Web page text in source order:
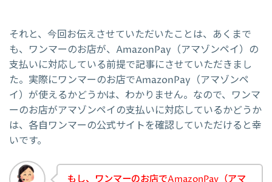
それと、今回お伝えさせていただいたことは、あくまで
も、ワンマーのお店が、AmazonPay（アマゾンペイ）の
支払いに対応している前提で記事にさせていただきまし
た。実際にワンマーのお店でAmazonPay（アマゾンペ
イ）が使えるかどうかは、わかりません。なので、ワンマ
ーのお店がアマゾンペイの支払いに対応しているかどうか
は、各自ワンマーの公式サイトを確認していただけると幸
いです。